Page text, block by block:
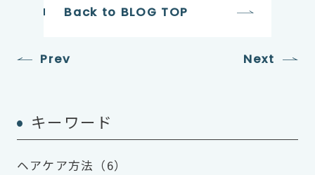
Prev
Back to BLOG TOP
Next
キーワード
ヘアケア方法（6）